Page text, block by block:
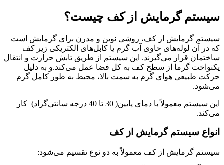
سیستم گرمایش از کف چیست؟
سیستم گرمایش از کف، روشی نوین و مدرن برای گرمایش است
که در آن لوله‌های حاوی آب گرم یا کابل‌های الکتریکی زیر کف
ساختمان قرار می‌گیرند. این سیستم از طریق تابش حرارت و انتقال
یکنواخت گرما از سطح کف به کل فضا عمل می‌کند.و به دلیل
حرکت طبیعی هوای گرم به سمت بالا، محیط به طور کامل گرم
می‌شود.
این سیستم معمولاً با دمای پایین( 30 تا 40 درجه سانتی‌گراد) کار
می‌کند.
انواع سیستم گرمایش از کف
سیستم گرمایش از کف معمولاً به دو نوع تقسیم می‌شود: